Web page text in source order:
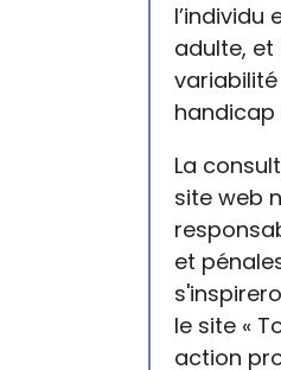
l’individu
adulte,
handicap
La
site web
et
le site «
action